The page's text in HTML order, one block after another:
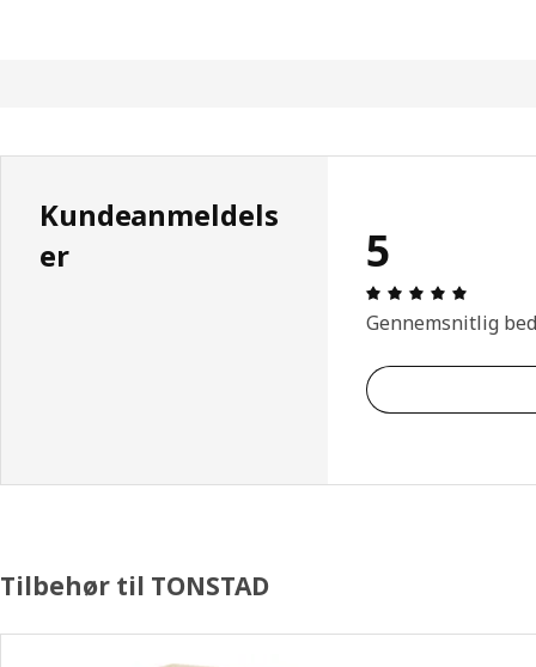
Kundeanmeldels
er
5
Gennemsnitlig
Tilbehør til TONSTAD